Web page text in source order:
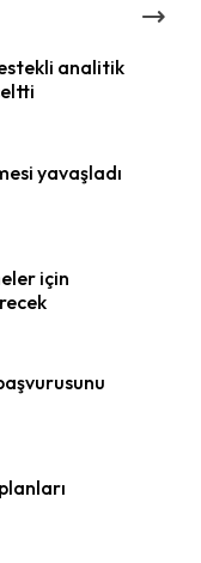
analitik
yavaşladı
için